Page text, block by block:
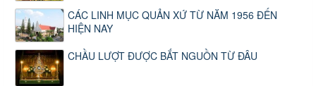
CÁC LINH MỤC QUẢN XỨ TỪ NĂM 1956 ĐẾN
HIỆN NAY
CHẦU LƯỢT ĐƯỢC BẮT NGUỒN TỪ ĐÂU